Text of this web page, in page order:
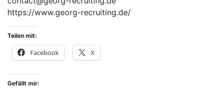
https://www.georg-recruiting.de/
Teilen mit:
Facebook X
Gefällt mir: